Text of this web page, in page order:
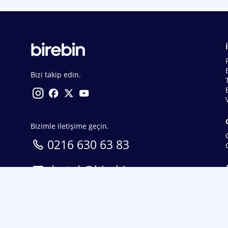
Bizi takip edin.
Bizimle iletişime geçin.
0216 630 63 83
destek@birebin.com